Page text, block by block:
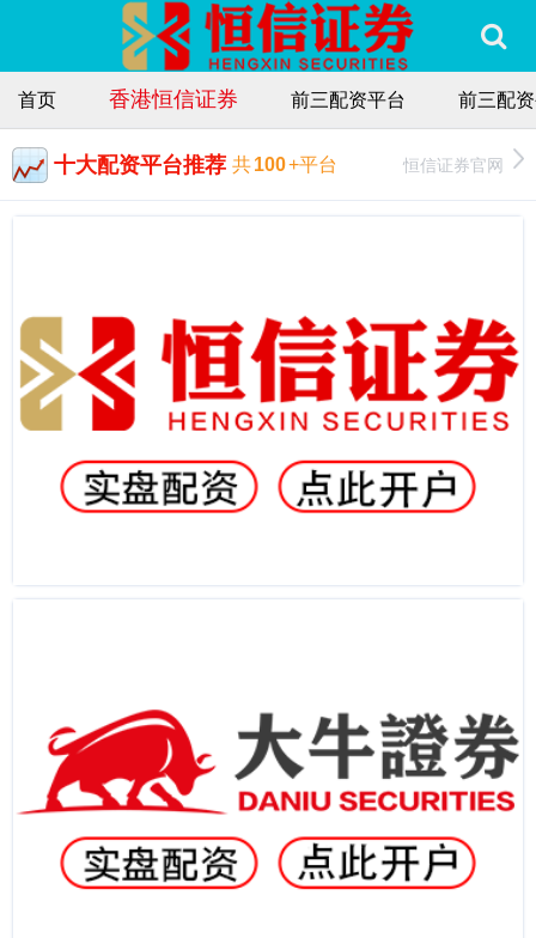
首页 香港恒信证券 前三配资平台 前三配
十大配资平台推荐 共100+平台 恒信证券官网